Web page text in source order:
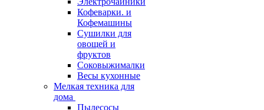
Кофеварки. и
Кофемашины
Сушилки для
овощей и
фруктов
Соковыжималки
Весы кухонные
Мелкая техника для
дома
Пылесосы